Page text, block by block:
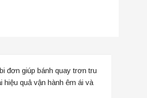
đơn giúp bánh quay trơn tru
hiệu quả vận hành êm ái và